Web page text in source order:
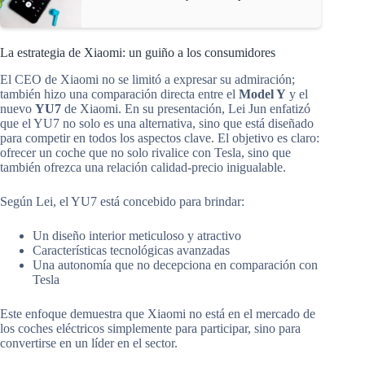
La estrategia de Xiaomi: un guiño a los consumidores
El CEO de Xiaomi no se limitó a expresar su admiración;
también hizo una comparación directa entre el Model Y y el
nuevo YU7 de Xiaomi. En su presentación, Lei Jun enfatizó
que el YU7 no solo es una alternativa, sino que está diseñado
para competir en todos los aspectos clave. El objetivo es claro:
ofrecer un coche que no solo rivalice con Tesla, sino que
también ofrezca una relación calidad-precio inigualable.
Según Lei, el YU7 está concebido para brindar:
Un diseño interior meticuloso y atractivo
Características tecnológicas avanzadas
Una autonomía que no decepciona en comparación con
Tesla
Este enfoque demuestra que Xiaomi no está en el mercado de
los coches eléctricos simplemente para participar, sino para
convertirse en un líder en el sector.